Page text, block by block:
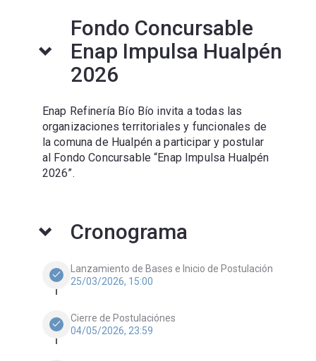
Fondo Concursable
Enap Impulsa Hualpén
2026
Enap Refinería Bío Bío invita a todas las
organizaciones territoriales y funcionales de
la comuna de Hualpén a participar y postular
al Fondo Concursable “Enap Impulsa Hualpén
2026”.
Cronograma
check
Lanzamiento de Bases e Inicio de Postulación
25/03/2026, 15:00
check
Cierre de Postulaciónes
04/05/2026, 23:59